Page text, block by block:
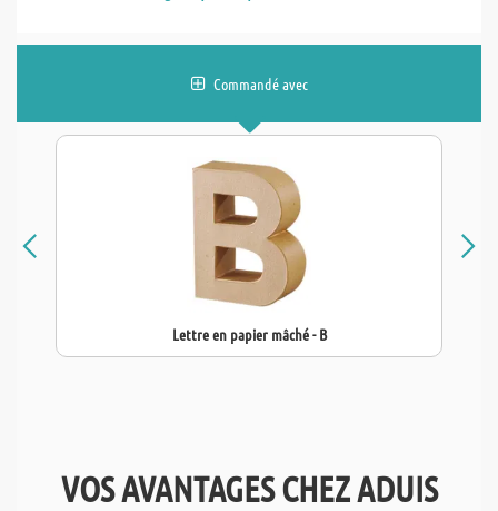
Commandé avec
Lettre en papier mâché - B
VOS AVANTAGES CHEZ ADUIS